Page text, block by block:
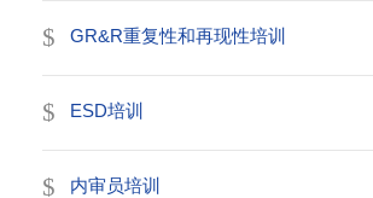
GR&R重复性和再现性培训
ESD培训
内审员培训